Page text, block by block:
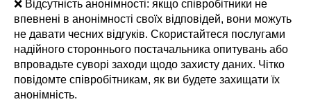
❌ Відсутність анонімності: якщо співробітники не
впевнені в анонімності своїх відповідей, вони можуть
не давати чесних відгуків. Скористайтеся послугами
надійного стороннього постачальника опитувань або
впровадьте суворі заходи щодо захисту даних. Чітко
повідомте співробітникам, як ви будете захищати їх
анонімність.